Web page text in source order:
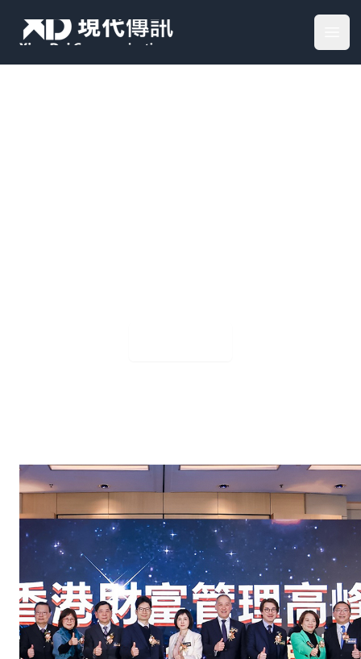
Your Company
最新动态2026-08-07 | 自爆家丑后股价创新低：粉笔（
IPO公关
上市公司公关
港股100强评选
Web3公关
政府宣传
深度专访
活动承办及宣传
视频制作及推广
企业帐号及社区运营
境内、境外渠道发布